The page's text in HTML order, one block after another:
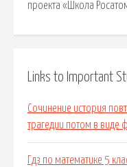
проекта «Школа
Links to Important
Сочинение история
трагедии потом в виде
Гдз по математике 5